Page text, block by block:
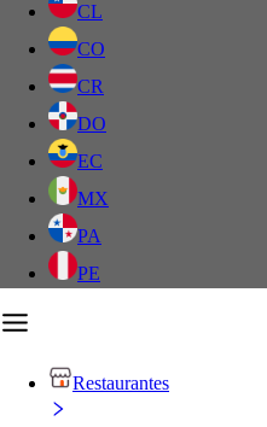
CL
CO
CR
DO
EC
MX
PA
PE
Restaurantes